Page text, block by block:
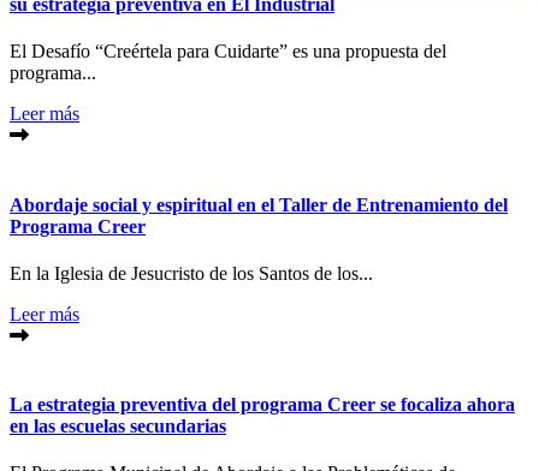
su estrategia preventiva en El Industrial
El Desafío “Creértela para Cuidarte” es una propuesta del
programa...
Leer más
Abordaje social y espiritual en el Taller de Entrenamiento del
Programa Creer
En la Iglesia de Jesucristo de los Santos de los...
Leer más
La estrategia preventiva del programa Creer se focaliza ahora
en las escuelas secundarias